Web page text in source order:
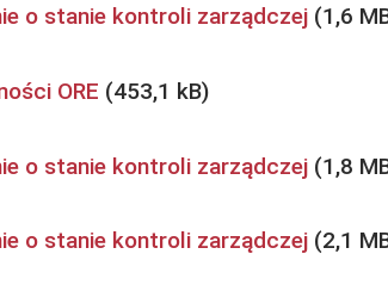
o stanie kontroli zarządczej
ORE
o stanie kontroli zarządczej
o stanie kontroli zarządczej